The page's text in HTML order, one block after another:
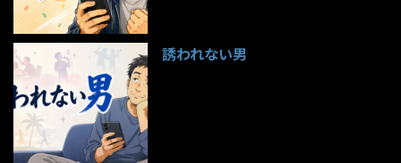
誘われない男